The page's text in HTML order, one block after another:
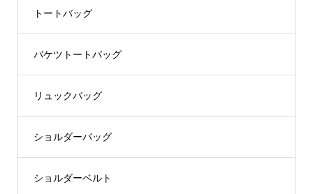
トートバッグ
バケツトートバッグ
リュックバッグ
ショルダーバッグ
ショルダーベルト